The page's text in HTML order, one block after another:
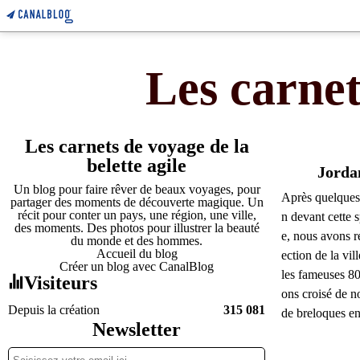
Les
Les carnets de voyage de la
belette agile
Un blog pour faire rêver de beaux voyages, pour
partager des moments de découverte magique. Un
récit pour conter un pays, une région, une ville,
des moments. Des photos pour illustrer la beauté
du monde et des hommes.
Accueil du blog
Créer un blog avec CanalBlog
Visiteurs
Depuis la création 315 081
Newsletter
Après
n devant cette
e, nous avons
ection de la
les fameuses
ons croisé de
de breloques